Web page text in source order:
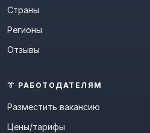
Страны
Регионы
Отзывы
👔 РАБОТОДАТЕЛЯМ
Разместить вакансию
Цены/тарифы